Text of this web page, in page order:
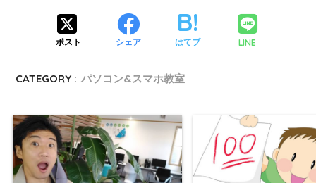
ポスト シェア はてブ LINE
CATEGORY : パソコン&スマホ教室